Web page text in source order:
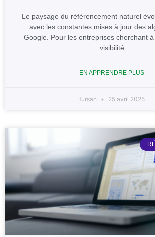
Le paysage du référencement naturel
avec les constantes mises à jour des
Google. Pour les entreprises cherchant
visibilité
EN APPRENDRE PLUS
tursan 25 avril 2025